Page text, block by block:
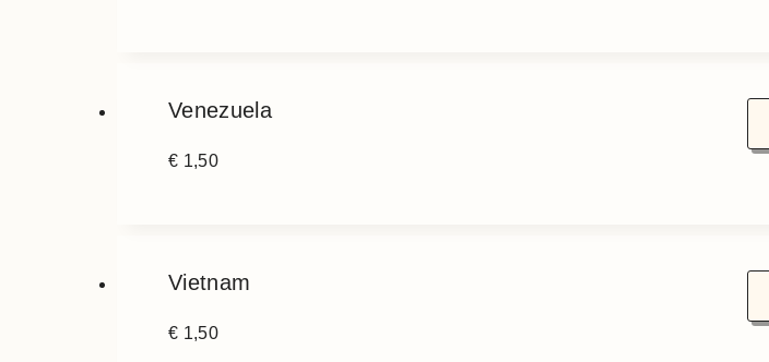
Venezuela
€ 1,50
Vietnam
€ 1,50